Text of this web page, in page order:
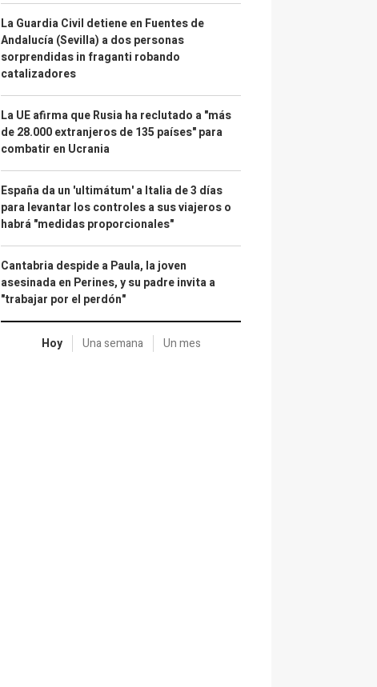
La Guardia Civil detiene en Fuentes de
Andalucía (Sevilla) a dos personas
sorprendidas in fraganti robando
catalizadores
La UE afirma que Rusia ha reclutado a "más
de 28.000 extranjeros de 135 países" para
combatir en Ucrania
España da un 'ultimátum' a Italia de 3 días
para levantar los controles a sus viajeros o
habrá "medidas proporcionales"
Cantabria despide a Paula, la joven
asesinada en Perines, y su padre invita a
"trabajar por el perdón"
Hoy Una semana Un mes